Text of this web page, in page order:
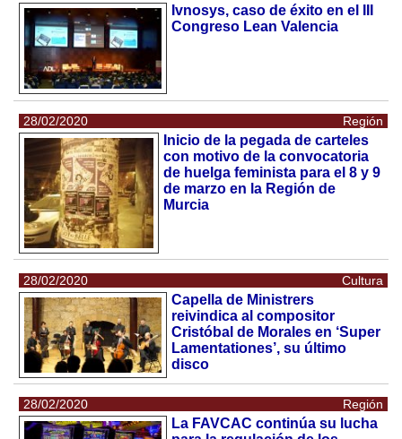
Ivnosys, caso de éxito en el III
Congreso Lean Valencia
28/02/2020 Región
Inicio de la pegada de carteles
con motivo de la convocatoria
de huelga feminista para el 8 y 9
de marzo en la Región de
Murcia
28/02/2020 Cultura
Capella de Ministrers
reivindica al compositor
Cristóbal de Morales en ‘Super
Lamentationes’, su último
disco
28/02/2020 Región
La FAVCAC continúa su lucha